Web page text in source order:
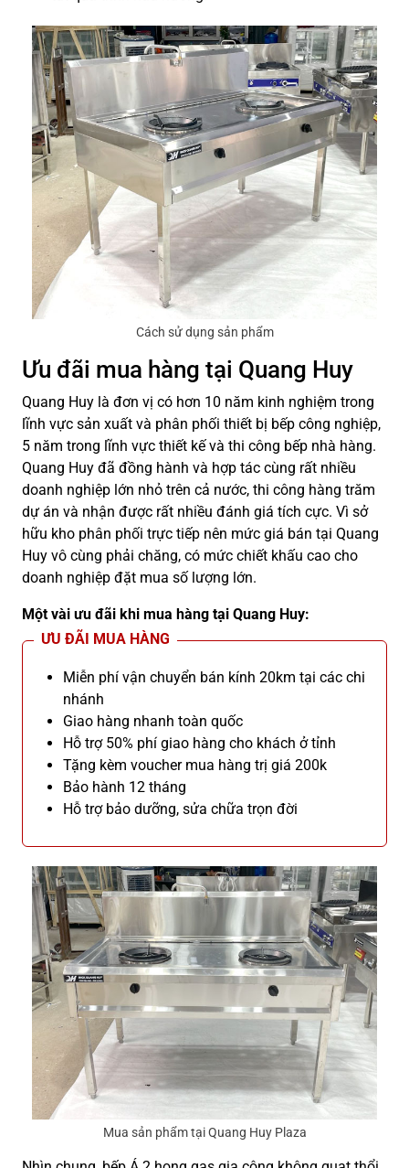
Cách sử dụng sản phẩm
Ưu đãi mua hàng tại Quang Huy
Quang Huy là đơn vị có hơn 10 năm kinh nghiệm trong
lĩnh vực sản xuất và phân phối thiết bị bếp công nghiệp,
5 năm trong lĩnh vực thiết kế và thi công bếp nhà hàng.
Quang Huy đã đồng hành và hợp tác cùng rất nhiều
doanh nghiệp lớn nhỏ trên cả nước, thi công hàng trăm
dự án và nhận được rất nhiều đánh giá tích cực. Vì sở
hữu kho phân phối trực tiếp nên mức giá bán tại Quang
Huy vô cùng phải chăng, có mức chiết khấu cao cho
doanh nghiệp đặt mua số lượng lớn.
Một vài ưu đãi khi mua hàng tại Quang Huy:
ƯU ĐÃI MUA HÀNG
Miễn phí vận chuyển bán kính 20km tại các chi
nhánh
Giao hàng nhanh toàn quốc
Hỗ trợ 50% phí giao hàng cho khách ở tỉnh
Tặng kèm voucher mua hàng trị giá 200k
Bảo hành 12 tháng
Hỗ trợ bảo dưỡng, sửa chữa trọn đời
Mua sản phẩm tại Quang Huy Plaza